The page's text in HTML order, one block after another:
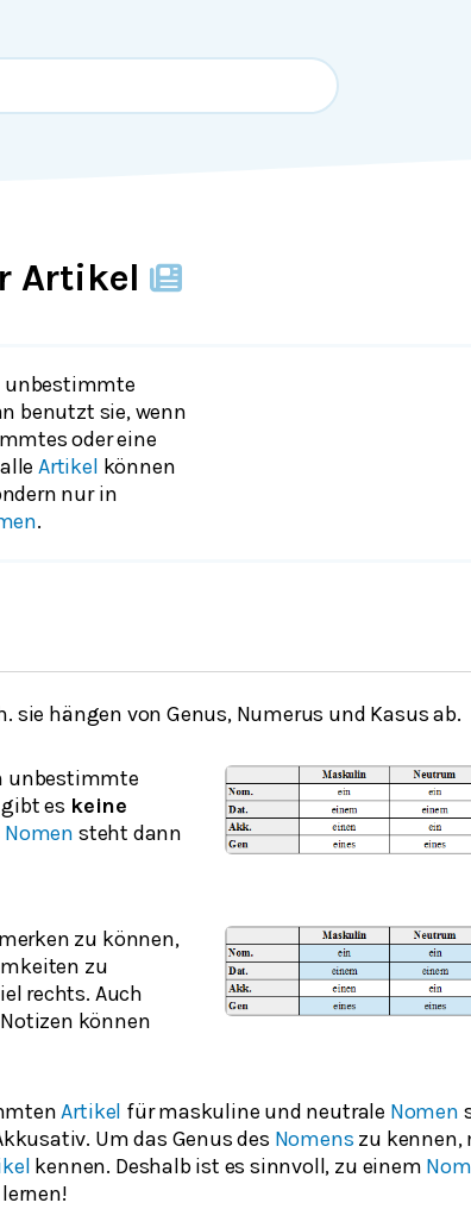
Artikel
unbestimmte
benutzt sie, wenn
oder eine
alleArtikel können
nur in
.
sie hängen von Genus, Numerus und Kasus ab.
unbestimmte
es keine
Nomen steht dann
zu können,
zu
rechts. Auch
können
Artikel für maskuline und neutrale Nomen
Um das Genus des Nomens zu kennen,
kennen. Deshalb ist es sinnvoll, zu einem